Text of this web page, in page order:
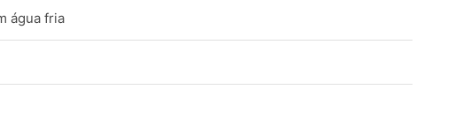
água fria